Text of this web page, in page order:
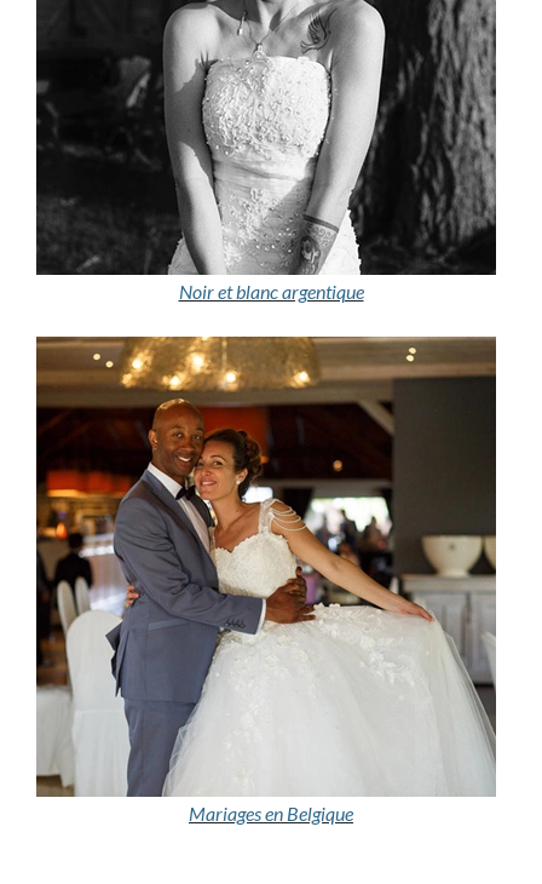
Noir et blanc argentique
Mariages en Belgique